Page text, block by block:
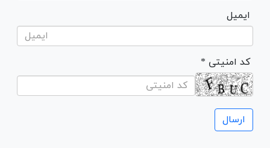
ایمیل
* کد امنیتی